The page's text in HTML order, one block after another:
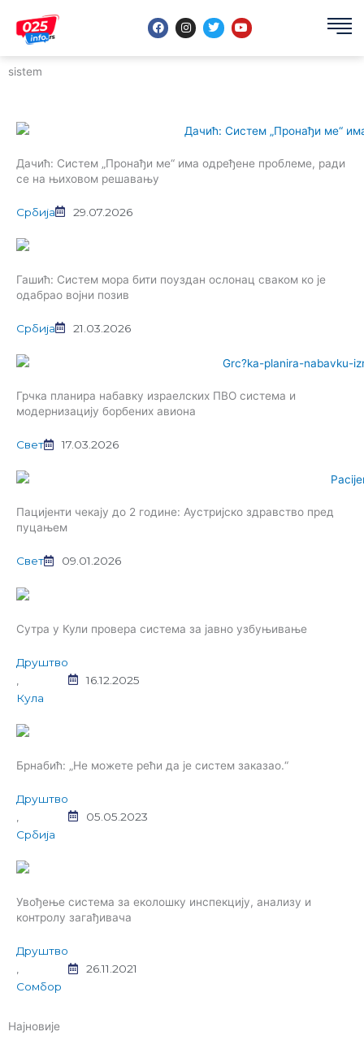
садржај
F
a
e
I
n
t
T
w
t
Y
o
t
sistem
Дачић: Систем „Пронађи ме“ има одређене проблеме, ради
се на њиховом решавању
Србија 29.07.2026
Гашић: Систем мора бити поуздан ослонац сваком ко је
одабрао војни позив
Србија 21.03.2026
Грчка планира набавку израелских ПВО система и
модернизацију борбених авиона
Свет 17.03.2026
Пацијенти чекају до 2 године: Аустријско здравство пред
пуцањем
Свет 09.01.2026
Сутра у Кули провера система за јавно узбуњивање
Друштво
Кула
16.12.2025
Брнабић: „Не можете рећи да је систем заказао.“
Друштво
Србија
05.05.2023
Увођење система за еколошку инспекцију, анализу и
контролу загађивача
Друштво
,
Сомбор
26.11.2021
Најновије